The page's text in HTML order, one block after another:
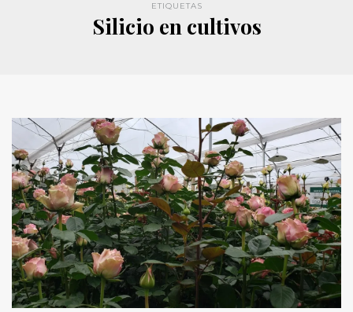
ETIQUETAS
Silicio en cultivos